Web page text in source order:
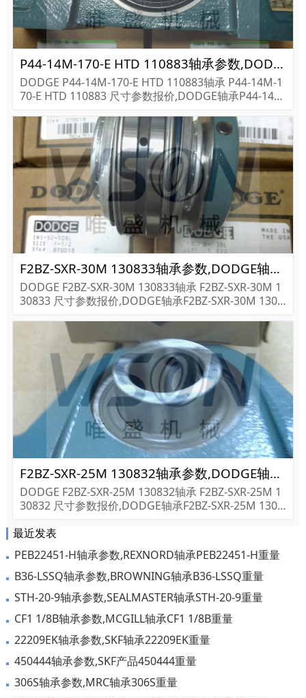
P44-14M-170-E HTD 110883轴承参数,DODGE轴承P44-14M-170-E HTD 110883重量
DODGE P44-14M-170-E HTD 110883轴承 P44-14M-1
70-E HTD 110883 尺寸参数报价,DODGE轴承P44-14M
0-...
F2BZ-SXR-30M 130833轴承参数,DODGE轴承F2BZ-SXR-30M 130833重量
DODGE F2BZ-SXR-30M 130833轴承 F2BZ-SXR-30M 1
30833 尺寸参数报价,DODGE轴承F2BZ-SXR-30M 1308
F2BZ-SXR-25M 130832轴承参数,DODGE轴承F2BZ-SXR-25M 130832重量
DODGE F2BZ-SXR-25M 130832轴承 F2BZ-SXR-25M 1
30832 尺寸参数报价,DODGE轴承F2BZ-SXR-25M 1308
最近发表
PEB22451-H轴承参数,REXNORD轴承PEB22451-H重量
B36-LSSQ轴承参数,BROWNING轴承B36-LSSQ重量
STH-20-9轴承参数,SEALMASTER轴承STH-20-9重量
CF1 1/8B轴承参数,MCGILL轴承CF1 1/8B重量
22209EK轴承参数,SKF轴承22209EK重量
450444轴承参数,SKF产品450444重量
306S轴承参数,MRC轴承306S重量